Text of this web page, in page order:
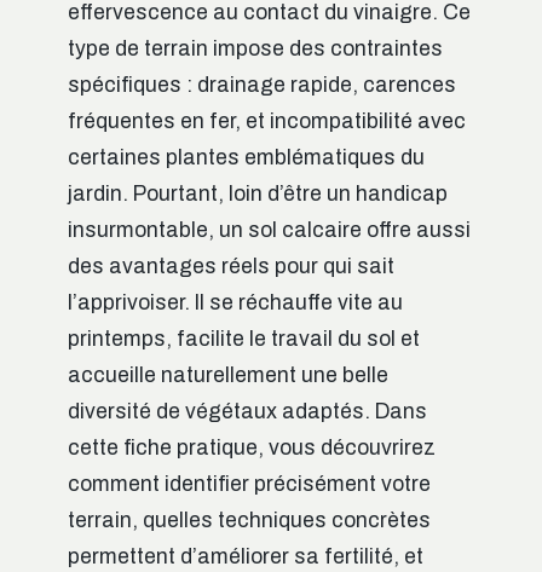
effervescence au contact du vinaigre. Ce
type de terrain impose des contraintes
spécifiques : drainage rapide, carences
fréquentes en fer, et incompatibilité avec
certaines plantes emblématiques du
jardin. Pourtant, loin d’être un handicap
insurmontable, un sol calcaire offre aussi
des avantages réels pour qui sait
l’apprivoiser. Il se réchauffe vite au
printemps, facilite le travail du sol et
accueille naturellement une belle
diversité de végétaux adaptés. Dans
cette fiche pratique, vous découvrirez
comment identifier précisément votre
terrain, quelles techniques concrètes
permettent d’améliorer sa fertilité, et